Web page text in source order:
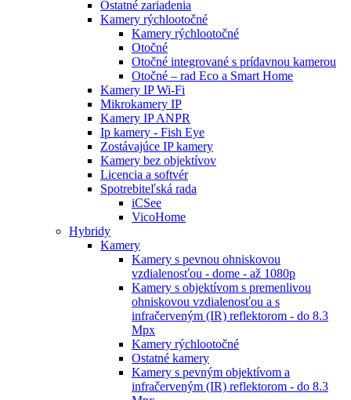
Ostatné zariadenia
Kamery rýchlootočné
Kamery rýchlootočné
Otočné
Otočné integrované s prídavnou kamerou
Otočné – rad Eco a Smart Home
Kamery IP Wi-Fi
Mikrokamery IP
Kamery IP ANPR
Ip kamery - Fish Eye
Zostávajúce IP kamery
Kamery bez objektívov
Licencia a softvér
Spotrebiteľská rada
iCSee
VicoHome
Hybridy
Kamery
Kamery s pevnou ohniskovou
vzdialenosťou - dome - až 1080p
Kamery s objektívom s premenlivou
ohniskovou vzdialenosťou a s
infračerveným (IR) reflektorom - do 8.3
Mpx
Kamery rýchlootočné
Ostatné kamery
Kamery s pevným objektívom a
infračerveným (IR) reflektorom - do 8.3